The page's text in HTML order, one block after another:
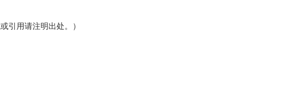
引用请注明出处。）